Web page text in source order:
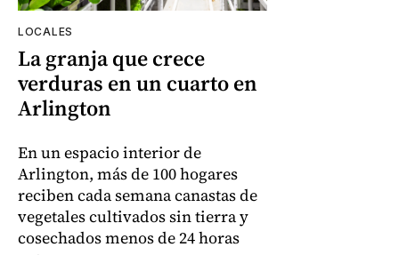
LOCALES
La granja que crece
verduras en un cuarto en
Arlington
En un espacio interior de
Arlington, más de 100 hogares
reciben cada semana canastas de
vegetales cultivados sin tierra y
cosechados menos de 24 horas